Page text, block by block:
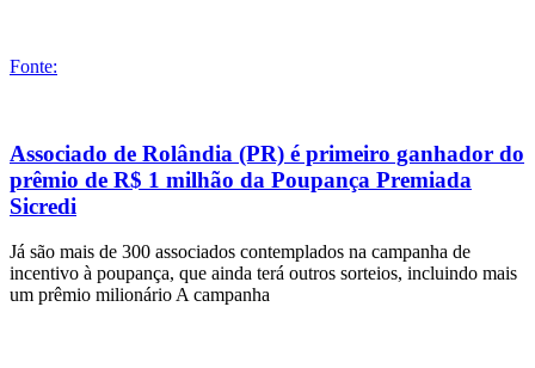
Fonte:
Associado de Rolândia (PR) é primeiro ganhador do
prêmio de R$ 1 milhão da Poupança Premiada
Sicredi
Já são mais de 300 associados contemplados na campanha de
incentivo à poupança, que ainda terá outros sorteios, incluindo mais
um prêmio milionário A campanha